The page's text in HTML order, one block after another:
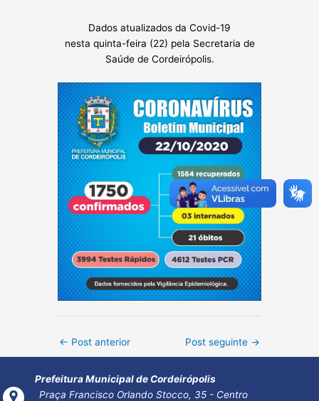
Dados atualizados da Covid-19
nesta quinta-feira (22) pela Secretaria de
Saúde de Cordeirópolis.
Post
← Post anterior Post seguinte →
Prefeitura Municipal de Cordeirópolis
Praça Francisco Orlando Stocco, 35 - Centro